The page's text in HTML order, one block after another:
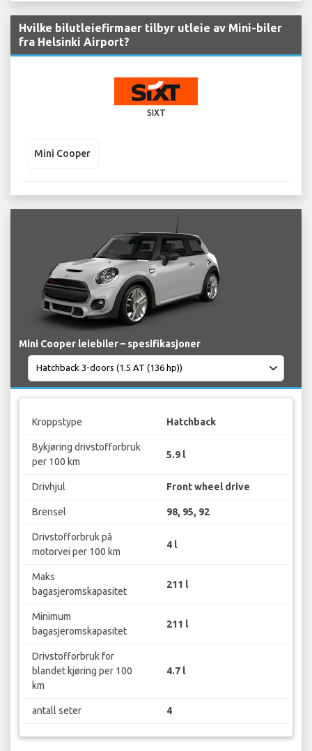
Hvilke bilutleiefirmaer tilbyr utleie av Mini-biler
fra Helsinki Airport?
SIXT
Mini Cooper
Mini Cooper leiebiler – spesifikasjoner
Kroppstype Hatchback
Bykjøring drivstofforbruk
per 100 km
5.9 l
Drivhjul Front wheel drive
Brensel 98, 95, 92
Drivstofforbruk på
motorvei per 100 km
4 l
Maks
bagasjeromskapasitet
211 l
Minimum
bagasjeromskapasitet
211 l
Drivstofforbruk for
blandet kjøring per 100
km
4.7 l
antall seter 4